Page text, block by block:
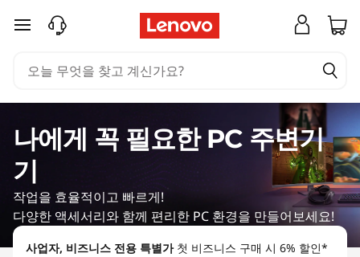
나
꼭
필
요
한
주요 콘텐츠로 건너뛰기
나에게 꼭 필요한 PC 주변기
기
작업을 효율적이고 빠르게!
다양한 액세서리와 함께 편리한 PC 환경을 만들어보세요!
사업자, 비즈니스 전용 특별가 첫 비즈니스 구매 시 6% 할인*